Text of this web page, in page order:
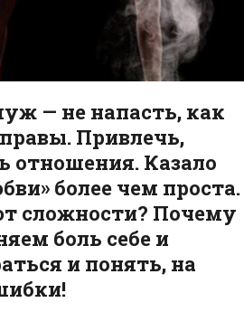
— не напасть, как
Привлечь,
отношения. Казало
более чем проста.
сложности? Почему
боль себе и
и понять, на